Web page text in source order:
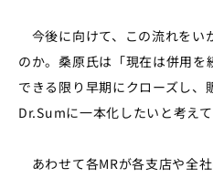
今後に向けて、この流れをい
のか。桑原氏は「現在は併用
できる限り早期にクローズし、
Dr.Sumに一本化したいと考え
あわせて各MRが各支店や全